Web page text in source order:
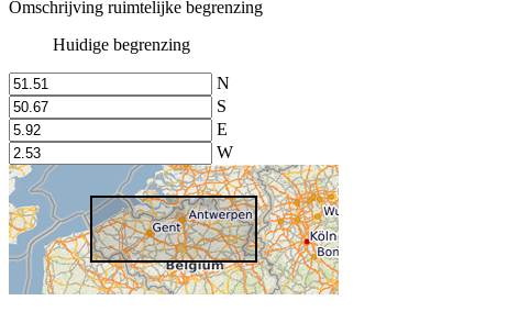
Omschrijving ruimtelijke begrenzing
Huidige begrenzing
N
S
E
W